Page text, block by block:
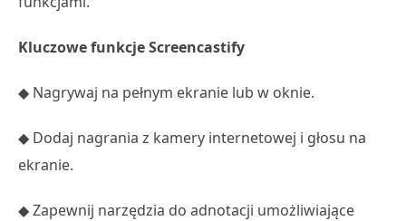
Kluczowe funkcje Screencastify
◆ Nagrywaj na pełnym ekranie lub w oknie.
◆ Dodaj nagrania z kamery internetowej i głosu na
ekranie.
◆ Zapewnij narzędzia do adnotacji umożliwiające